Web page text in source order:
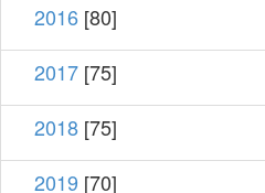
2016 [80]
2017 [75]
2018 [75]
2019 [70]